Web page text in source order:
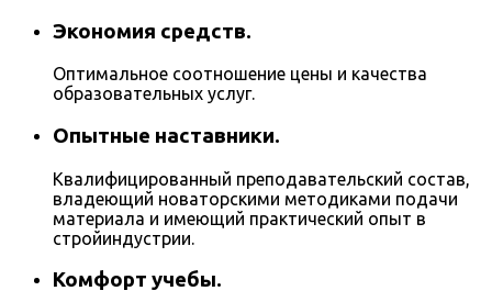
Экономия средств.
Оптимальное соотношение цены и качества
образовательных услуг.
Опытные наставники.
Квалифицированный преподавательский состав,
владеющий новаторскими методиками подачи
материала и имеющий практический опыт в
стройиндустрии.
Комфорт учебы.